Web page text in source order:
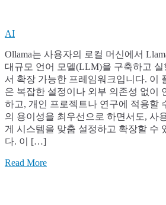
AI
Ollama는 사용자의 로컬 머신에서
대규모 언어 모델(LLM)을 구축하고 실
서 확장 가능한 프레임워크입니다. 이
은 복잡한 설정이나 외부 의존성 없이
하고, 개인 프로젝트나 연구에 적용할
의 용이성을 최우선으로 하면서도, 사
게 시스템을 맞춤 설정하고 확장할 수
다. 이 […]
Read More